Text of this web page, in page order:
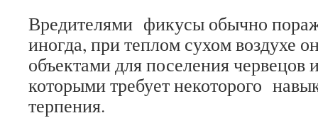
Вредителями фикусы обычно
иногда, при теплом сухом воздухе
объектами для поселения червецов
которыми требует некоторого
терпения.